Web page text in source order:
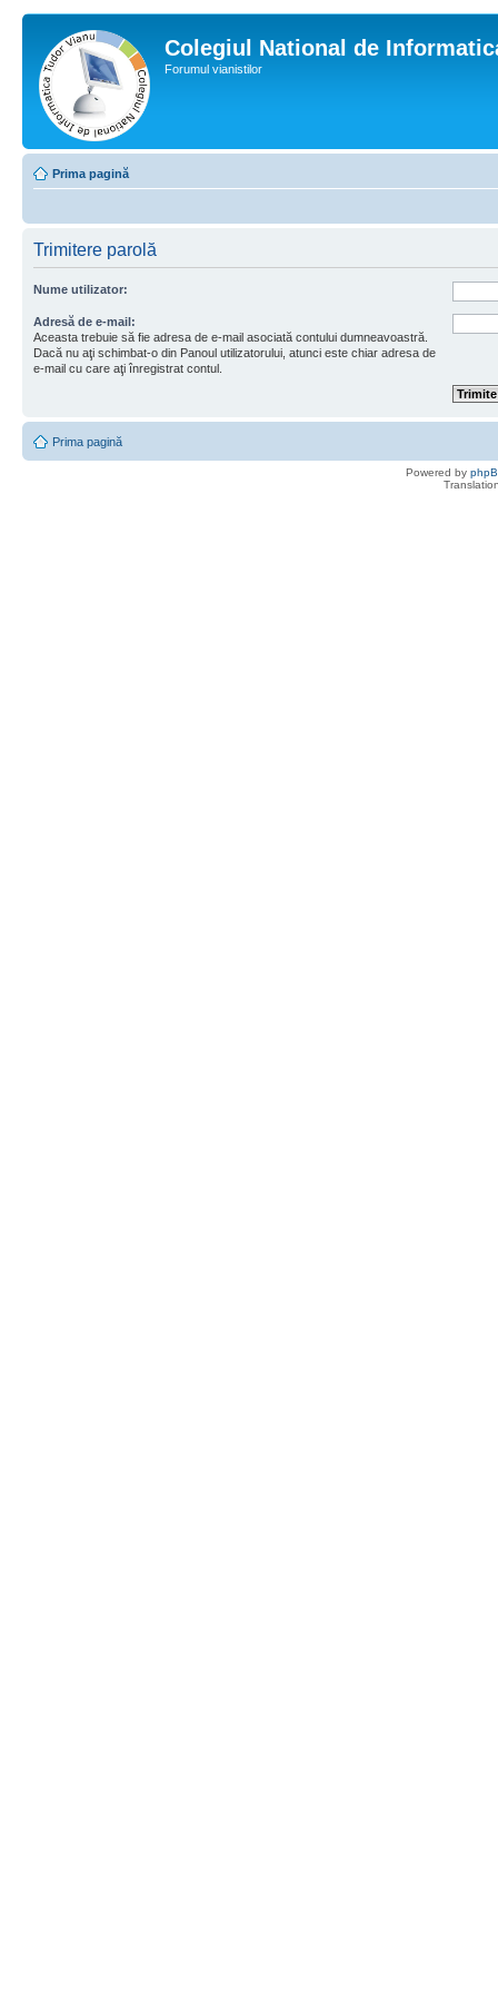
Colegiul National de
Forumul vianistilor
Prima pagină
Trimitere parolă
Nume utilizator:
Adresă de e-mail:
Aceasta trebuie să fie adresa de e-mail asociată contului dumneavoastră.
Dacă nu aţi schimbat-o din Panoul utilizatorului, atunci este chiar adresa de
e-mail cu care aţi înregistrat contul.
Prima pagină
Powered by